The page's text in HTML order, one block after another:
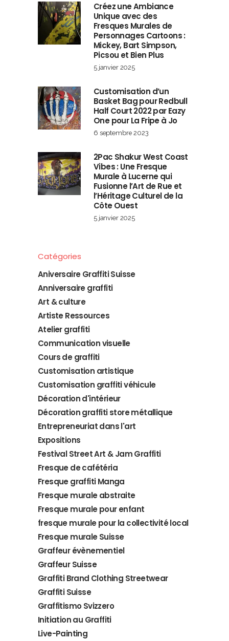
Créez une Ambiance
Unique avec des
Fresques Murales de
Personnages Cartoons :
Mickey, Bart Simpson,
Picsou et Bien Plus
5 janvier 2025
Customisation d’un
Basket Bag pour Redbull
Half Court 2022 par Eazy
One pour La Fripe à Jo
6 septembre 2023
2Pac Shakur West Coast
Vibes : Une Fresque
Murale à Lucerne qui
Fusionne l’Art de Rue et
l’Héritage Culturel de la
Côte Ouest
5 janvier 2025
Catégories
Aniversaire Graffiti Suisse
Anniversaire graffiti
Art & culture
Artiste Ressources
Atelier graffiti
Communication visuelle
Cours de graffiti
Customisation artistique
Customisation graffiti véhicule
Décoration d'intérieur
Décoration graffiti store métallique
Entrepreneuriat dans l'art
Expositions
Festival Street Art & Jam Graffiti
Fresque de cafétéria
Fresque graffiti Manga
Fresque murale abstraite
Fresque murale pour enfant
fresque murale pour la collectivité local
Fresque murale Suisse
Graffeur évènementiel
Graffeur Suisse
Graffiti Brand Clothing Streetwear
Graffiti Suisse
Graffitismo Svizzero
Initiation au Graffiti
Live-Painting